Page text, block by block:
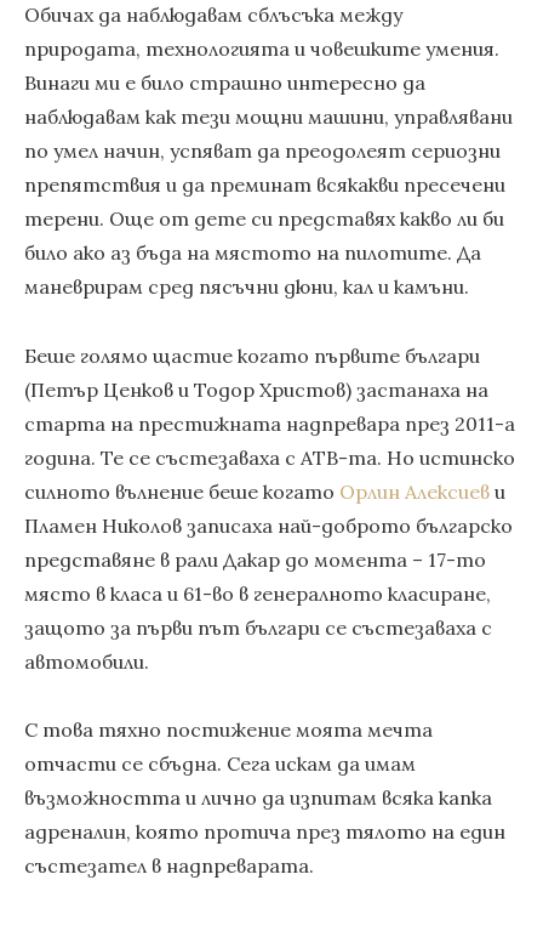
Обичах да наблюдавам сблъсъка между
природата, технологията и човешките умения.
Винаги ми е било страшно интересно да
наблюдавам как тези мощни машини, управлявани
по умел начин, успяват да преодолеят сериозни
препятствия и да преминат всякакви пресечени
терени. Още от дете си представях какво ли би
било ако аз бъда на мястото на пилотите. Да
маневрирам сред пясъчни дюни, кал и камъни.
Беше голямо щастие когато първите българи
(Петър Ценков и Тодор Христов) застанаха на
старта на престижната надпревара през 2011-а
година. Те се състезаваха с АТВ-та. Но истинско
силното вълнение беше когато Орлин Алексиев и
Пламен Николов записаха най-доброто българско
представяне в рали Дакар до момента – 17-то
място в класа и 61-во в генералното класиране,
защото за първи път българи се състезаваха с
автомобили.
С това тяхно постижение моята мечта
отчасти се сбъдна. Сега искам да имам
възможността и лично да изпитам всяка капка
адреналин, която протича през тялото на един
състезател в надпреварата.